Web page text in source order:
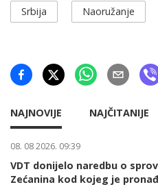
Srbija Naoružanje
NAJNOVIJE NAJČITANIJE
08. 08 2026. 09:39
VDT donijelo naredbu o
Zećanina kod kojeg je